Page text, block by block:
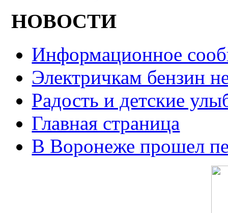
НОВОСТИ
Информационное
Электричкам бензин
Радость и детские
Главная страница
В Воронеже прошел